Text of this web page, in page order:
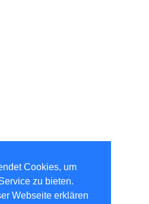
Cookies, um
zu bieten.
Webseite erklären